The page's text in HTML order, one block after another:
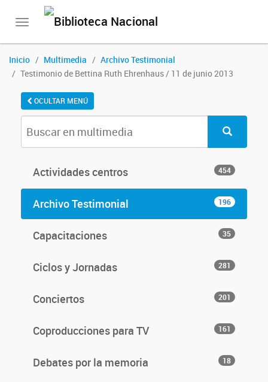
Toggle
Inicio Multimedia
Archivo Testimonial
Testimonio de Bettina Ruth Ehrenhaus / 11 de junio 2013
OCULTAR MENÚ
Actividades centros 454
Archivo Testimonial 196
Capacitaciones 35
Ciclos y Jornadas 281
Conciertos 201
Coproducciones para TV 161
Debates por la memoria 18